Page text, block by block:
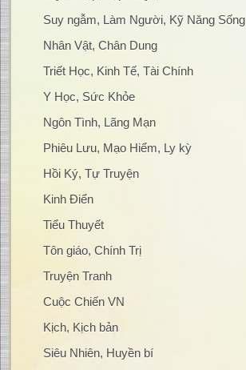
Suy ngẫm, Làm Người, Kỹ Năng Sống
Nhân Vật, Chân Dung
Triết Học, Kinh Tế, Tài Chính
Y Học, Sức Khỏe
Ngôn Tình, Lãng Mạn
Phiêu Lưu, Mạo Hiểm, Ly kỳ
Hồi Ký, Tự Truyện
Kinh Điển
Tiểu Thuyết
Tôn giáo, Chính Trị
Truyện Tranh
Cuộc Chiến VN
Kịch, Kịch bản
Siêu Nhiên, Huyền bí